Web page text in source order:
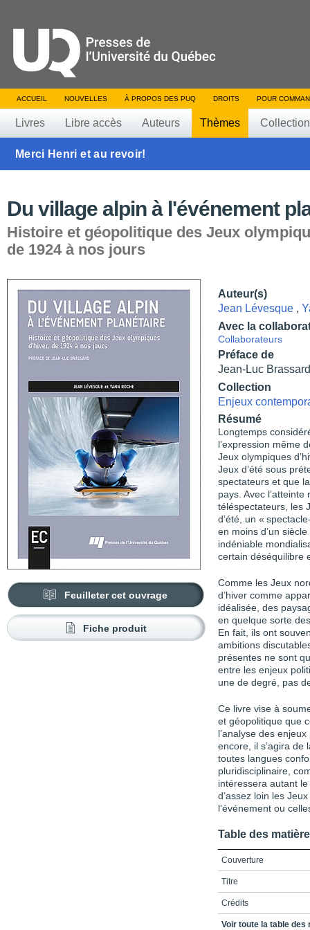
ACCUEIL NOUVELLES À PROPOS DES PUQ DROITS POUR
Livres Libre accès Auteurs Thèmes
Merci Henri et au revoir!
Du village alpin à l'événement
Histoire et géopolitique des Jeux
de 1924 à nos jours
Feuilleter cet ouvrage
Fiche produit
Auteur(s)
Jean Lévesque ,
Avec la
Collaborateurs
Préface de
Jean-Luc Brassard
Collection
Enjeux
Résumé
Longtemps
l’expression même
Jeux olympiques
Jeux d’été sous
spectateurs et que
pays. Avec
téléspectateurs, les
d’été, un «
en moins d’un
indéniable
certain déséquilibre
Comme les Jeux
d’hiver comme
idéalisée, des
en quelque sorte
En fait, ils ont
ambitions
présentes ne sont
entre les enjeux
une de degré, pas
Ce livre vise à
et géo­politique que
l’analyse des
encore, il s’agira de
toutes langues
pluridisciplinaire,
intéressera autant
d’assez loin les
l’événement ou
Table des
Couverture
Titre
Crédits
Préface
Voir toute la table des